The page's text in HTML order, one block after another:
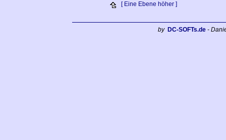
[ Eine Ebene höher ]
by DC-SOFTs.de -